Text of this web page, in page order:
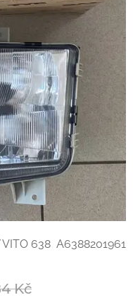
VITO 638 A6388201961
Kč